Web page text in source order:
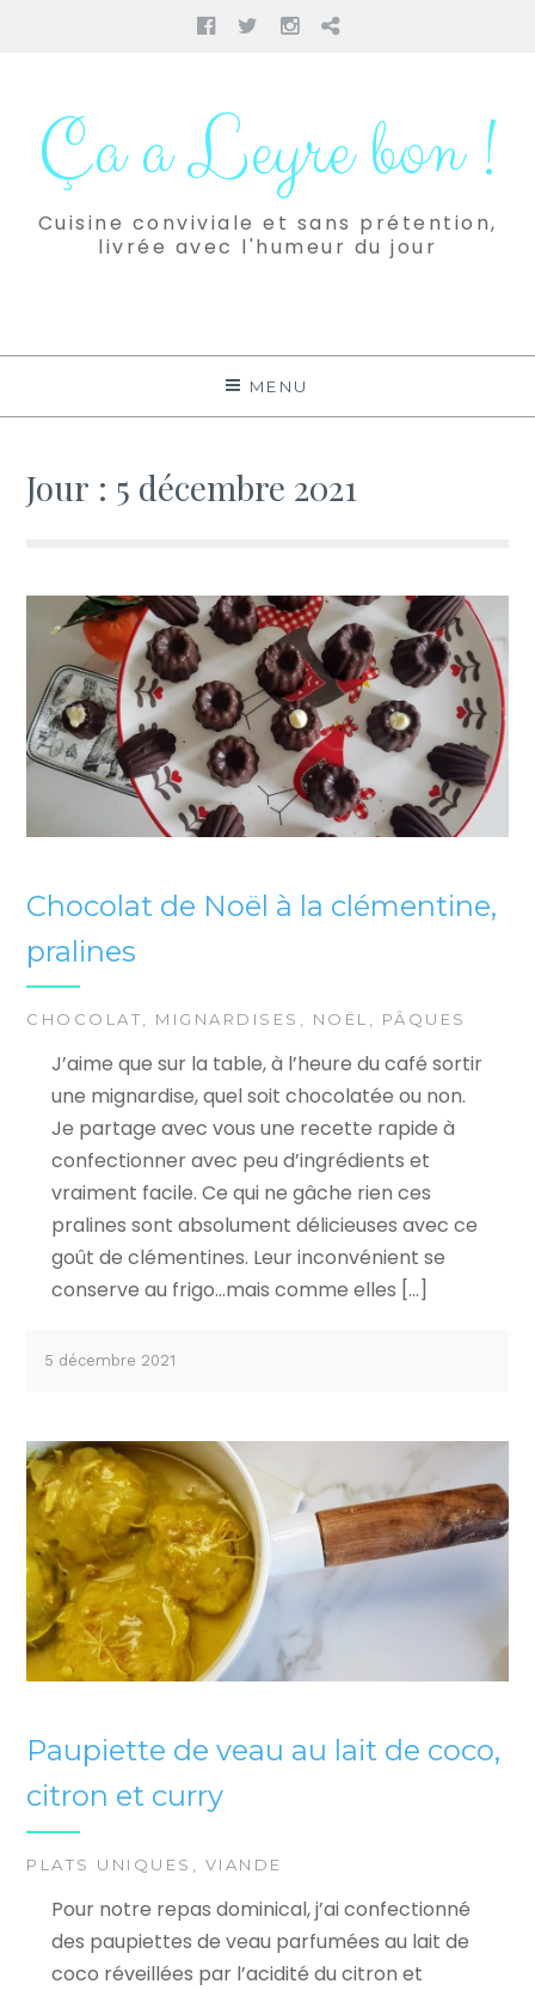
Facebook
TwitterInstagram
Pinterest
contenuÇa a Leyre bon !
Cuisine conviviale et sans prétention,
livrée avec l'humeur du jour
MENU
Jour : 5 décembre 2021
Chocolat de Noël à la clémentine,
pralines
CHOCOLAT, MIGNARDISES , NOËL , PÂQUES
J’aime que sur la table, à l’heure du café sortir
une mignardise, quel soit chocolatée ou non.
Je partage avec vous une recette rapide à
confectionner avec peu d’ingrédients et
vraiment facile. Ce qui ne gâche rien ces
pralines sont absolument délicieuses avec ce
goût de clémentines. Leur inconvénient se
conserve au frigo…mais comme elles […]
5 décembre 2021
Paupiette de veau au lait de coco,
citron et curry
PLATS UNIQUES VIANDE
Pour notre repas dominical, j’ai confectionné
des paupiettes de veau parfumées au lait de
coco réveillées par l’acidité du citron et